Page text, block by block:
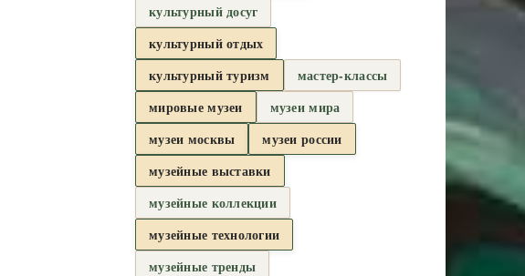
культурный досуг
культурный отдых
культурный туризм
мастер-классы
мировые музеи
музеи мира
музеи москвы
музеи россии
музейные выставки
музейные коллекции
музейные технологии
музейные тренды